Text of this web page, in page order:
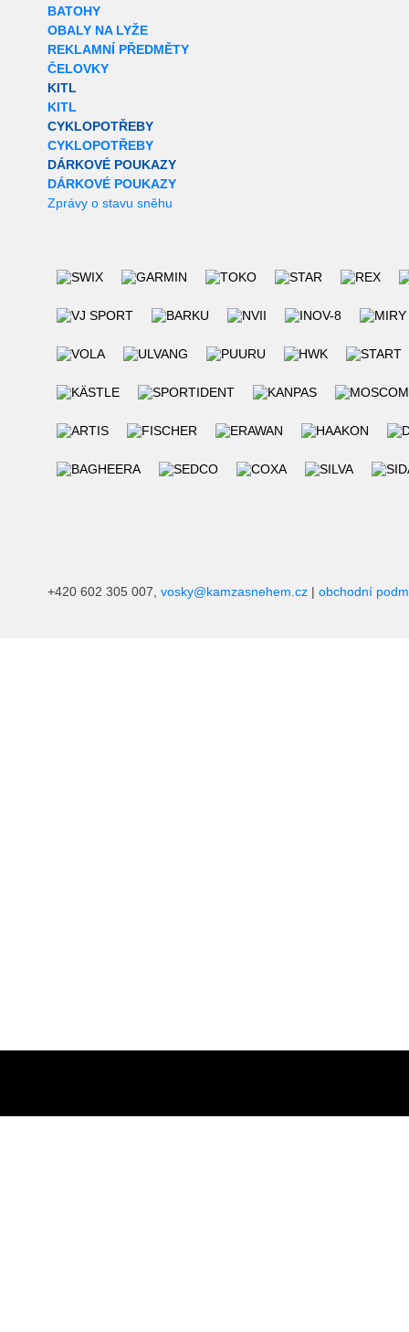
BATOHY
OBALY NA LYŽE
REKLAMNÍ PŘEDMĚTY
ČELOVKY
KITL
KITL
CYKLOPOTŘEBY
CYKLOPOTŘEBY
DÁRKOVÉ POUKAZY
DÁRKOVÉ POUKAZY
Zprávy o stavu sněhu
+420 602 305 007, vosky@kamzasnehem.cz | obchodní